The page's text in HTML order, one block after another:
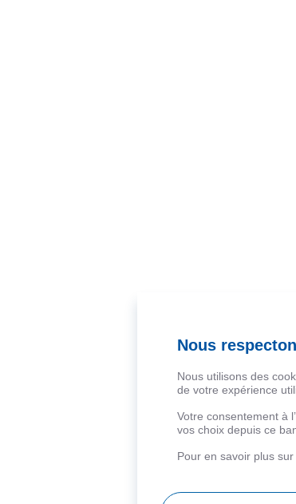
Nous
Nous utilisons des
de votre expérience
Votre consentement à
vos choix depuis ce
Pour en savoir plus